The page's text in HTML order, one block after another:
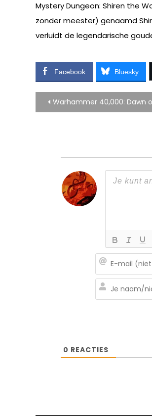
Mystery Dungeon: Shiren the
zonder meester) genaamd
verluidt de legendarische
Facebook Bluesky
Bericht
Warhammer 40,000: Dawn
0 REACTIES